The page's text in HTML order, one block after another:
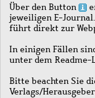
Über den Button
jeweiligen E-
führt direkt zur
In einigen Fällen
unter dem
Bitte beachten Sie
Verlags/